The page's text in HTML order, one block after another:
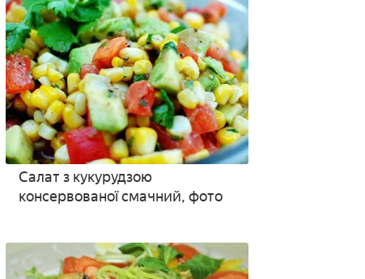
Салат з кукурудзою
консервованої смачний, фото